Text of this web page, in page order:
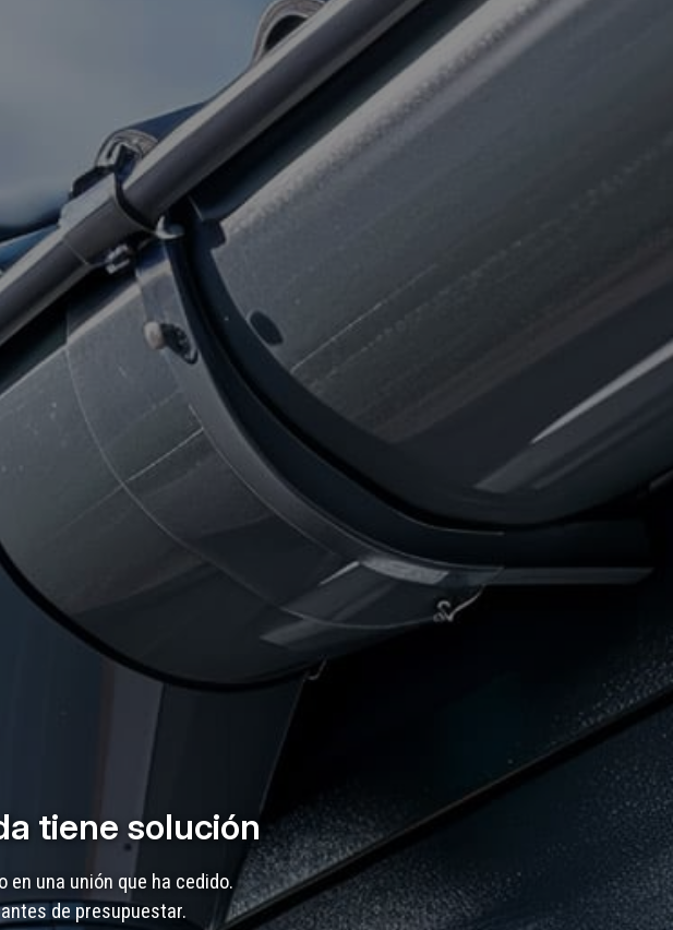
tiene solución
una unión que ha cedido.
de presupuestar.